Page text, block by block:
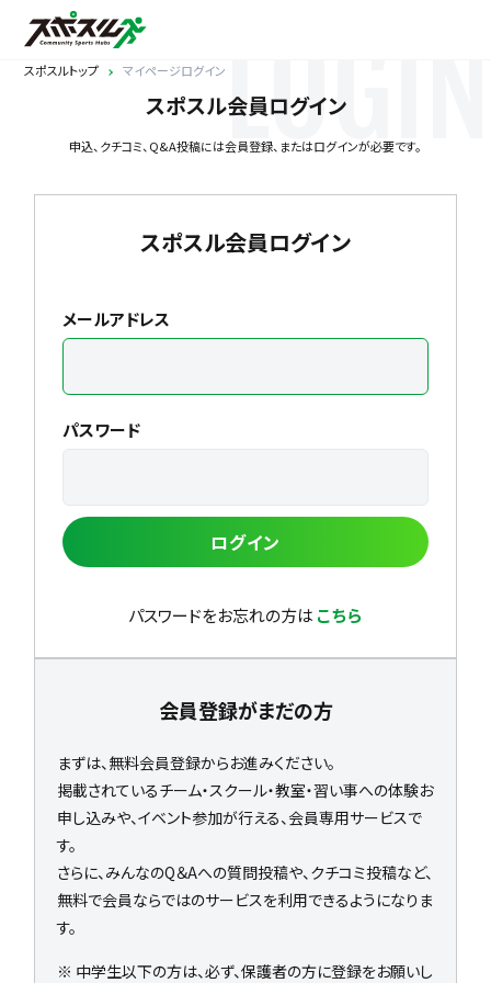
スポスルトップ マイページログイン
スポスル会員ログイン
申込、クチコミ、Q&A投稿には会員登録、またはログインが必要です。
LOGIN
スポスル会員ログイン
メールアドレス
パスワード
ログイン
パスワードをお忘れの方は こちら
会員登録がまだの方
まずは、無料会員登録からお進みください。
掲載されているチーム・スクール・教室・習い事への体験お
申し込みや、イベント参加が行える、会員専用サービスで
す。
さらに、みんなのQ＆Aへの質問投稿や、クチコミ投稿など、
無料で会員ならではのサービスを利用できるようになりま
す。
※ 中学生以下の方は、必ず、保護者の方に登録をお願いし